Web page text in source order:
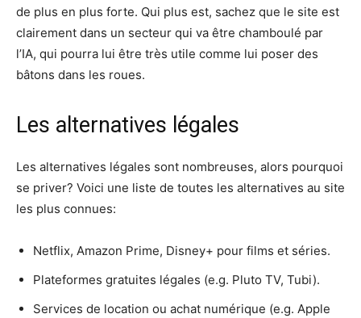
de plus en plus forte. Qui plus est, sachez que le site est
clairement dans un secteur qui va être chamboulé par
l’IA, qui pourra lui être très utile comme lui poser des
bâtons dans les roues.
Les alternatives légales
Les alternatives légales sont nombreuses, alors pourquoi
se priver? Voici une liste de toutes les alternatives au site
les plus connues:
Netflix, Amazon Prime, Disney+ pour films et séries.
Plateformes gratuites légales (e.g. Pluto TV, Tubi).
Services de location ou achat numérique (e.g. Apple